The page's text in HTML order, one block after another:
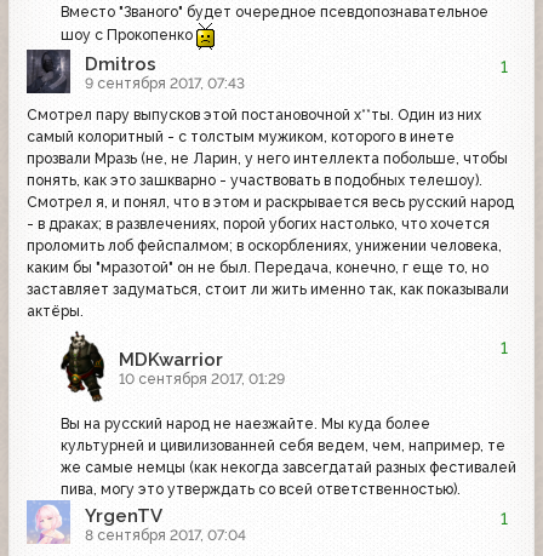
Вместо "Званого" будет очередное псевдопознавательное
шоу с Прокопенко
Dmitros
9 сентября 2017, 07:43
1
Смотрел пару выпусков этой постановочной х**ты. Один из них
самый колоритный - с толстым мужиком, которого в инете
прозвали Мразь (не, не Ларин, у него интеллекта побольше, чтобы
понять, как это зашкварно - участвовать в подобных телешоу).
Смотрел я, и понял, что в этом и раскрывается весь русский народ
- в драках; в развлечениях, порой убогих настолько, что хочется
проломить лоб фейспалмом; в оскорблениях, унижении человека,
каким бы "мразотой" он не был. Передача, конечно, г еще то, но
заставляет задуматься, стоит ли жить именно так, как показывали
актёры.
MDKwarrior
10 сентября 2017, 01:29
1
Вы на русский народ не наезжайте. Мы куда более
культурней и цивилизованней себя ведем, чем, например, те
же самые немцы (как некогда завсегдатай разных фестивалей
пива, могу это утверждать со всей ответственностью).
YrgenTV
8 сентября 2017, 07:04
1